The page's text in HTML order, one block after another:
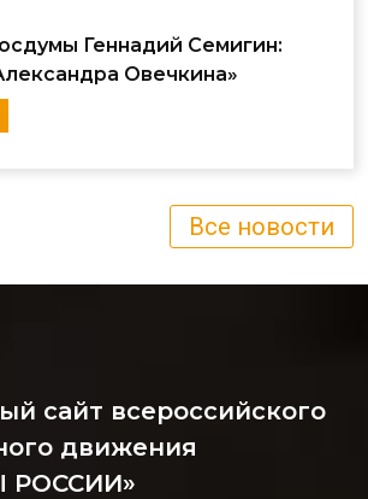
Геннадий Семигин:
Овечкина»
Все новости
сайт всероссийского
движения
РОССИИ»